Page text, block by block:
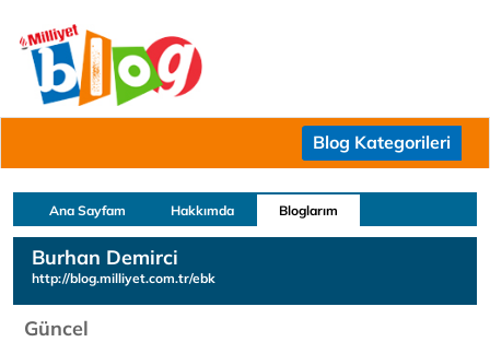
Blog Kategorileri
Ana Sayfam Hakkımda Bloglarım
Burhan Demirci
http://blog.milliyet.com.tr/ebk
Güncel